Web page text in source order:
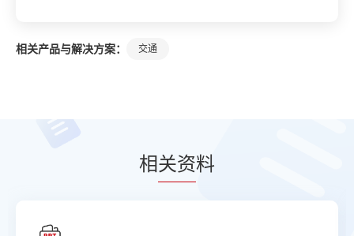
相关产品与解决方案： 交通
相关资料